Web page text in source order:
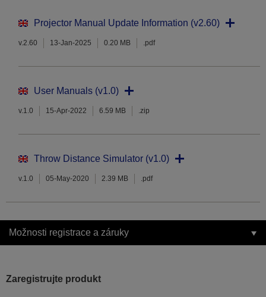
Projector Manual Update Information (v2.60)
v.2.60 13-Jan-2025 0.20 MB .pdf
User Manuals (v1.0)
v.1.0 15-Apr-2022 6.59 MB .zip
Throw Distance Simulator (v1.0)
v.1.0 05-May-2020 2.39 MB .pdf
Možnosti registrace a záruky
Zaregistrujte produkt